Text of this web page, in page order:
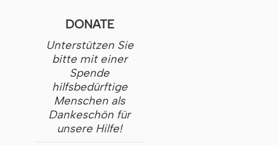
DONATE
Unterstützen Sie
bitte mit einer
Spende
hilfsbedürftige
Menschen als
Dankeschön für
unsere Hilfe!